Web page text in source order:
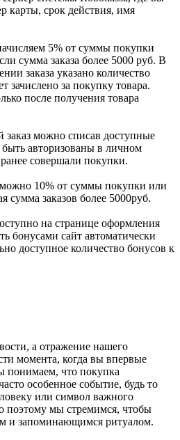
карты, срок действия, имя
5% от суммы покупки
сумма заказа более 5000 руб. В
заказа указано количество
зачислено за покупку товара.
после получения товара
заказ можно списав доступные
авторизованы в личном
совершали покупки.
10% от суммы покупки или
сумма заказов более 5000руб.
на странице оформления
бонусами сайт автоматически
доступное количество бонусов к
а отражение нашего
момента, когда вы впервые
понимаем, что покупка
особенное событие, будь то
или символ важного
поэтому мы стремимся, чтобы
и запоминающимся ритуалом.